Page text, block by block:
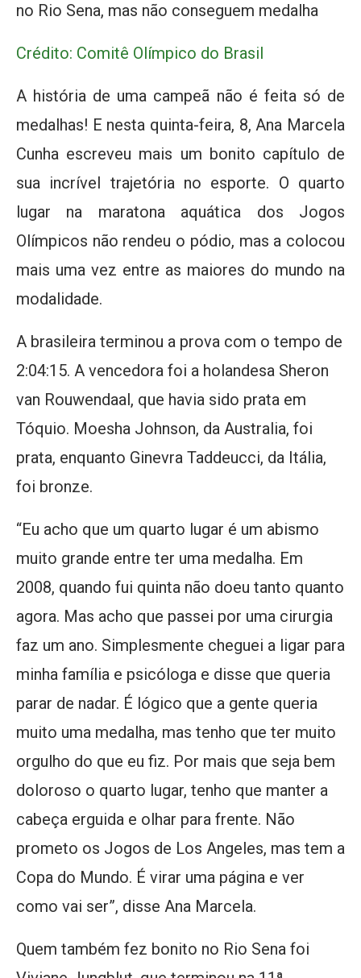
no Rio Sena, mas não conseguem medalha
Crédito: Comitê Olímpico do Brasil
A história de uma campeã não é feita só de
medalhas! E nesta quinta-feira, 8, Ana Marcela
Cunha escreveu mais um bonito capítulo de
sua incrível trajetória no esporte. O quarto
lugar na maratona aquática dos Jogos
Olímpicos não rendeu o pódio, mas a colocou
mais uma vez entre as maiores do mundo na
modalidade.
A brasileira terminou a prova com o tempo de
2:04:15. A vencedora foi a holandesa Sheron
van Rouwendaal, que havia sido prata em
Tóquio. Moesha Johnson, da Australia, foi
prata, enquanto Ginevra Taddeucci, da Itália,
foi bronze.
“Eu acho que um quarto lugar é um abismo
muito grande entre ter uma medalha. Em
2008, quando fui quinta não doeu tanto quanto
agora. Mas acho que passei por uma cirurgia
faz um ano. Simplesmente cheguei a ligar para
minha família e psicóloga e disse que queria
parar de nadar. É lógico que a gente queria
muito uma medalha, mas tenho que ter muito
orgulho do que eu fiz. Por mais que seja bem
doloroso o quarto lugar, tenho que manter a
cabeça erguida e olhar para frente. Não
prometo os Jogos de Los Angeles, mas tem a
Copa do Mundo. É virar uma página e ver
como vai ser”, disse Ana Marcela.
Quem também fez bonito no Rio Sena foi